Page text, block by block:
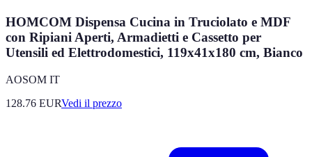
HOMCOM Dispensa Cucina in Truciolato e MDF
con Ripiani Aperti, Armadietti e Cassetto per
Utensili ed Elettrodomestici, 119x41x180 cm, Bianco
AOSOM IT
128.76 EURVedi il prezzo